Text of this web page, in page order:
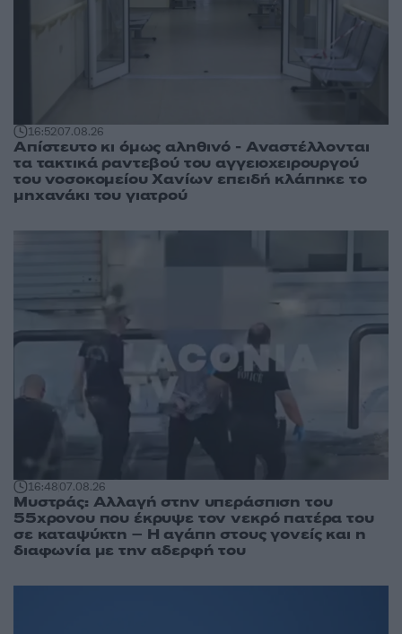
16:5207.08.26
Απίστευτο κι όμως αληθινό - Aναστέλλονται
τα τακτικά ραντεβού του αγγειοχειρουργού
του νοσοκομείου Χανίων επειδή κλάπηκε το
μηχανάκι του γιατρού
16:4807.08.26
Μυστράς: Αλλαγή στην υπεράσπιση του
55χρονου που έκρυψε τον νεκρό πατέρα του
σε καταψύκτη – Η αγάπη στους γονείς και η
διαφωνία με την αδερφή του